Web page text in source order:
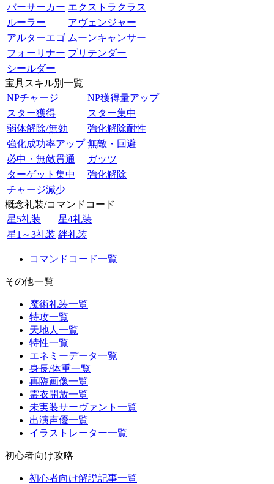
バーサーカー エクストラクラス
ルーラー
アヴェンジャー
アルターエゴ ムーンキャンサー
フォーリナー プリテンダー
シールダー
宝具スキル別一覧
NPチャージ
NP獲得量アップ
スター獲得
スター集中
弱体解除/無効
強化解除耐性
強化成功率アップ 無敵・回避
必中・無敵貫通
ガッツ
ターゲット集中
強化解除
チャージ減少
概念礼装/コマンドコード
星5礼装
星4礼装
星1～3礼装 絆礼装
コマンドコード一覧
その他一覧
魔術礼装一覧
特攻一覧
天地人一覧
特性一覧
エネミーデータ一覧
身長/体重一覧
再臨画像一覧
霊衣開放一覧
未実装サーヴァント一覧
出演声優一覧
イラストレーター一覧
初心者向け攻略
初心者向け解説記事一覧